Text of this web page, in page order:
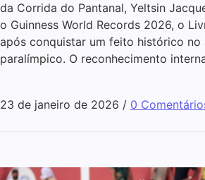
da Corrida do Pantanal, Yeltsin
o Guinness World Records 2026, o
após conquistar um feito histórico no
paralímpico. O reconhecimento
23 de janeiro de 2026 / 0